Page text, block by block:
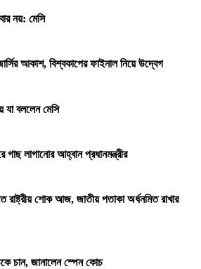
নয়: মেসি
আকাশ, বিশ্বকাপের ফাইনাল নিয়ে উদ্বেগ
যা বললেন মেসি
গাছ লাগানোর আহ্বান প্রধানমন্ত্রীর
রাষ্ট্রীয় শোক আজ, জাতীয় পতাকা অর্ধনমিত রাখার
চান, জানালেন স্পেন কোচ